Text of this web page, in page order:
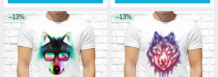
–13% –13%